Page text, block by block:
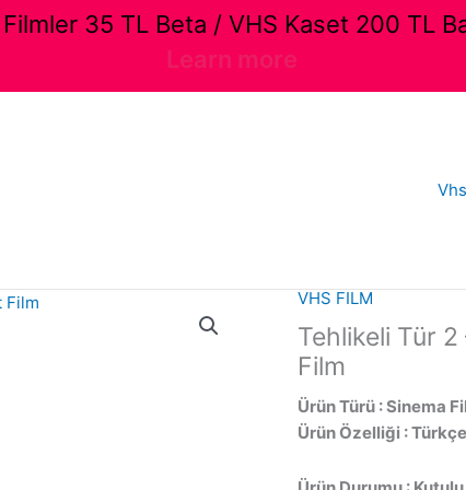
VHS FILM
Tehlikeli Tür
Film
Ürün Türü : Sinema
Ürün Özelliği :
35 TL Beta / VHS Kaset 200 TL
Learn more